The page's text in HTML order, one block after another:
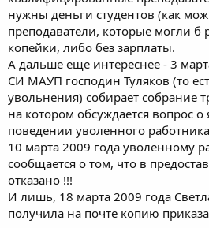
нужны деньги студентов (как
преподаватели, которые могли б
копейки, либо без зарплаты.
А дальше еще интереснее - 3
СИ МАУП господин Туляков (то
увольнения) собирает собрание
на котором обсуждается вопрос
поведении уволенного
10 марта 2009 года уволенному
сообщается о том, что в
отказано !!!
И лишь, 18 марта 2009 года
получила на почте копию